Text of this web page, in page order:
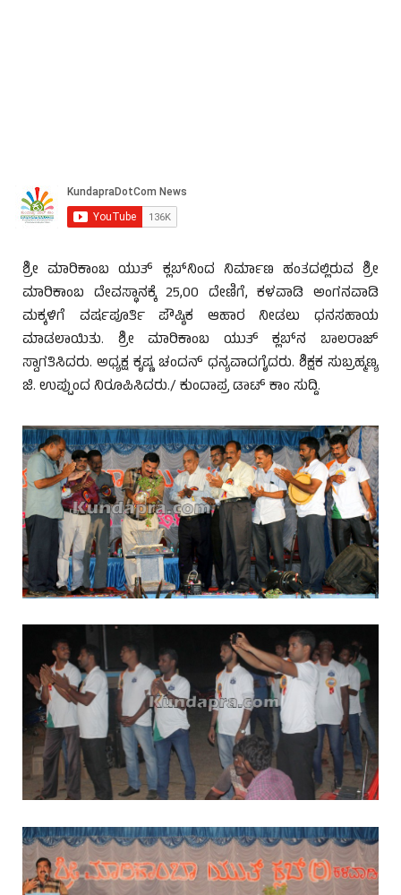
ಶ್ರೀ ಮಾರಿಕಾಂಬ ಯುತ್ ಕ್ಲಬ್‌ನಿಂದ ನಿರ್ಮಾಣ ಹಂತದಲ್ಲಿರುವ ಶ್ರೀ
ಮಾರಿಕಾಂಬ ದೇವಸ್ಥಾನಕ್ಕೆ 25,00 ದೇಣಿಗೆ, ಕಳವಾಡಿ ಅಂಗನವಾಡಿ
ಮಕ್ಕಳಿಗೆ ವರ್ಷಪೂರ್ತಿ ಪೌಷ್ಠಿಕ ಆಹಾರ ನೀಡಲು ಧನಸಹಾಯ
ಮಾಡಲಾಯಿತು. ಶ್ರೀ ಮಾರಿಕಾಂಬ ಯುತ್ ಕ್ಲಬ್‌ನ ಬಾಲರಾಜ್
ಸ್ವಾಗತಿಸಿದರು. ಅಧ್ಯಕ್ಷ ಕೃಷ್ಣ ಚಂದನ್ ಧನ್ಯವಾದಗೈದರು. ಶಿಕ್ಷಕ ಸುಬ್ರಹ್ಮಣ್ಯ
ಜಿ. ಉಪ್ಪುಂದ ನಿರೂಪಿಸಿದರು./ ಕುಂದಾಪ್ರ ಡಾಟ್ ಕಾಂ ಸುದ್ದಿ.